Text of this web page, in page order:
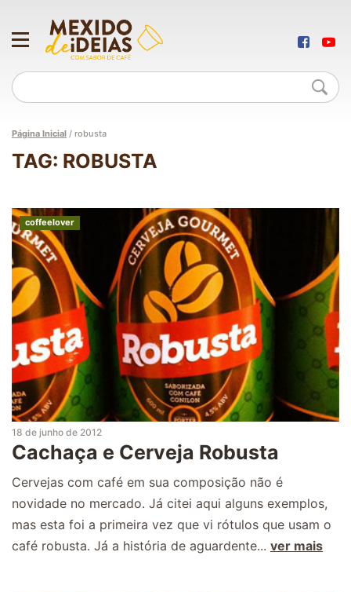
Página Inicial / robusta
TAG: ROBUSTA
coffeelover
18 de junho de 2012
Cachaça e Cerveja Robusta
Cervejas com café em sua composição não é
novidade no mercado. Já citei aqui alguns exemplos,
mas esta foi a primeira vez que vi rótulos que usam o
café robusta. Já a história de aguardente... ver mais